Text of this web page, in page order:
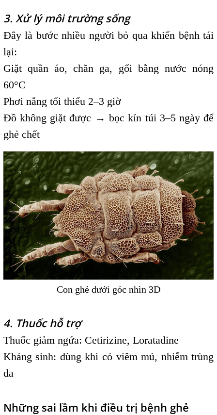
3. Xử lý môi trường sống
Đây là bước nhiều người bỏ qua khiến bệnh tái
lại:
Giặt quần áo, chăn ga, gối bằng nước nóng
60°C
Phơi nắng tối thiểu 2–3 giờ
Đồ không giặt được → bọc kín túi 3–5 ngày để
ghẻ chết
Con ghẻ dưới góc nhìn 3D
4. Thuốc hỗ trợ
Thuốc giảm ngứa: Cetirizine, Loratadine
Kháng sinh: dùng khi có viêm mủ, nhiễm trùng
da
Những sai lầm khi điều trị bệnh ghẻ